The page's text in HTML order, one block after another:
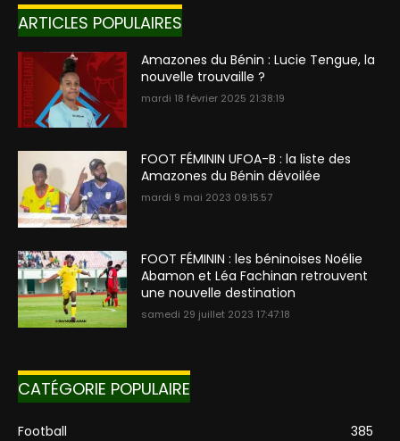
ARTICLES POPULAIRES
Amazones du Bénin : Lucie Tengue, la
nouvelle trouvaille ?
mardi 18 février 2025 21:38:19
FOOT FÉMININ UFOA-B : la liste des
Amazones du Bénin dévoilée
mardi 9 mai 2023 09:15:57
FOOT FÉMININ : les béninoises Noélie
Abamon et Léa Fachinan retrouvent
une nouvelle destination
samedi 29 juillet 2023 17:47:18
CATÉGORIE POPULAIRE
Football
385